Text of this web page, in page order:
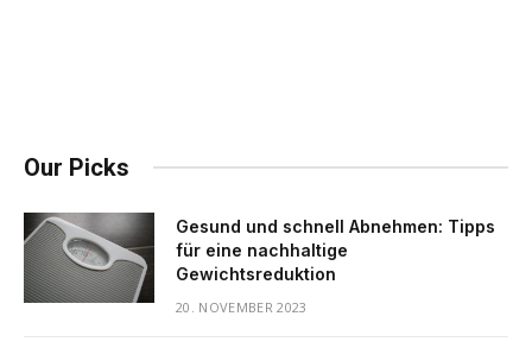
Our Picks
Gesund und schnell Abnehmen: Tipps
für eine nachhaltige
Gewichtsreduktion
20. NOVEMBER 2023